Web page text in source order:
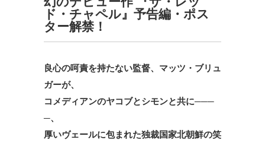
ド・チャペル』予告編・ポス
ター解禁！
良心の呵責を持たない監督、マッツ・ブリュ
ガーが、
コメディアンのヤコブとシモンと共に───
─、
厚いヴェールに包まれた独裁国家北朝鮮の笑